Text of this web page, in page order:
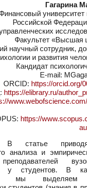
Гагарина
университет
Российской
Факультет «Высшая
научный сотрудник,
и развития
Кандидат
E-mail:
ORCID: https://orcid.org/
https://elibrary.ru/
https://
статье
анализа и
преподавателей
у студентов. В
мы выделяем